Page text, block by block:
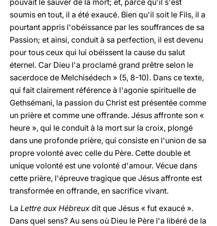
pouvait le sauver de la mort; et, parce qu'il s'est
soumis en tout, il a été exaucé. Bien qu'il soit le Fils, il a
pourtant appris l'obéissance par les souffrances de sa
Passion; et ainsi, conduit à sa perfection, il est devenu
pour tous ceux qui lui obéissent la cause du salut
éternel. Car Dieu l'a proclamé grand prêtre selon le
sacerdoce de Melchisédech » (5, 8-10). Dans ce texte,
qui fait clairement référence à l'agonie spirituelle de
Gethsémani, la passion du Christ est présentée comme
un prière et comme une offrande. Jésus affronte son «
heure », qui le conduit à la mort sur la croix, plongé
dans une profonde prière, qui consiste en l'union de sa
propre volonté avec celle du Père. Cette double et
unique volonté est une volonté d'amour. Vécue dans
cette prière, l'épreuve tragique que Jésus affronte est
transformée en offrande, en sacrifice vivant.
La Lettre aux Hébreux dit que Jésus « fut exaucé ».
Dans quel sens? Au sens où Dieu le Père l'a libéré de la